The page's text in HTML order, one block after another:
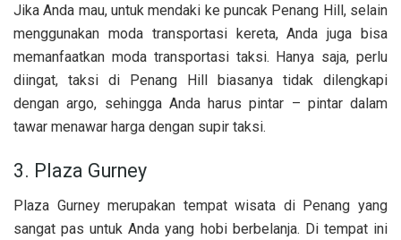
Jika Anda mau, untuk mendaki ke puncak Penang Hill, selain
menggunakan moda transportasi kereta, Anda juga bisa
memanfaatkan moda transportasi taksi. Hanya saja, perlu
diingat, taksi di Penang Hill biasanya tidak dilengkapi
dengan argo, sehingga Anda harus pintar – pintar dalam
tawar menawar harga dengan supir taksi.
3. Plaza Gurney
Plaza Gurney merupakan tempat wisata di Penang yang
sangat pas untuk Anda yang hobi berbelanja. Di tempat ini